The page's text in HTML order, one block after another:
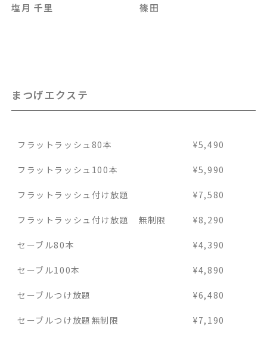
塩月 千里 篠田
まつげエクステ
フラットラッシュ80本 ¥5,490
フラットラッシュ100本 ¥5,990
フラットラッシュ付け放題 ¥7,580
フラットラッシュ付け放題 無制限 ¥8,290
セーブル80本 ¥4,390
セーブル100本 ¥4,890
セーブルつけ放題 ¥6,480
セーブルつけ放題無制限 ¥7,190